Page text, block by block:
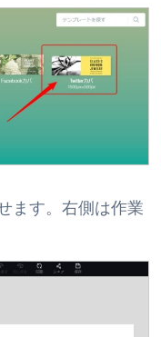
ます。右側は作業